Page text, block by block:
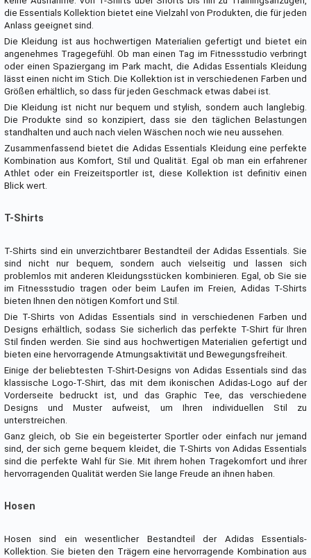
die Essentials Kollektion bietet eine Vielzahl von Produkten, die für jeden
Anlass geeignet sind.
Die Kleidung ist aus hochwertigen Materialien gefertigt und bietet ein
angenehmes Tragegefühl. Ob man einen Tag im Fitnessstudio verbringt
oder einen Spaziergang im Park macht, die Adidas Essentials Kleidung
lässt einen nicht im Stich. Die Kollektion ist in verschiedenen Farben und
Größen erhältlich, so dass für jeden Geschmack etwas dabei ist.
Die Kleidung ist nicht nur bequem und stylish, sondern auch langlebig.
Die Produkte sind so konzipiert, dass sie den täglichen Belastungen
standhalten und auch nach vielen Wäschen noch wie neu aussehen.
Zusammenfassend bietet die Adidas Essentials Kleidung eine perfekte
Kombination aus Komfort, Stil und Qualität. Egal ob man ein erfahrener
Athlet oder ein Freizeitsportler ist, diese Kollektion ist definitiv einen
Blick wert.
T-Shirts
T-Shirts sind ein unverzichtbarer Bestandteil der Adidas Essentials. Sie
sind nicht nur bequem, sondern auch vielseitig und lassen sich
problemlos mit anderen Kleidungsstücken kombinieren. Egal, ob Sie sie
im Fitnessstudio tragen oder beim Laufen im Freien, Adidas T-Shirts
bieten Ihnen den nötigen Komfort und Stil.
Die T-Shirts von Adidas Essentials sind in verschiedenen Farben und
Designs erhältlich, sodass Sie sicherlich das perfekte T-Shirt für Ihren
Stil finden werden. Sie sind aus hochwertigen Materialien gefertigt und
bieten eine hervorragende Atmungsaktivität und Bewegungsfreiheit.
Einige der beliebtesten T-Shirt-Designs von Adidas Essentials sind das
klassische Logo-T-Shirt, das mit dem ikonischen Adidas-Logo auf der
Vorderseite bedruckt ist, und das Graphic Tee, das verschiedene
Designs und Muster aufweist, um Ihren individuellen Stil zu
unterstreichen.
Ganz gleich, ob Sie ein begeisterter Sportler oder einfach nur jemand
sind, der sich gerne bequem kleidet, die T-Shirts von Adidas Essentials
sind die perfekte Wahl für Sie. Mit ihrem hohen Tragekomfort und ihrer
hervorragenden Qualität werden Sie lange Freude an ihnen haben.
Hosen
Hosen sind ein wesentlicher Bestandteil der Adidas Essentials-
Kollektion. Sie bieten den Trägern eine hervorragende Kombination aus